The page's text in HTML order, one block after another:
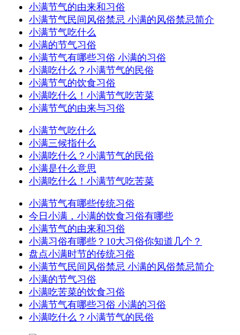
小满节气的由来和习俗
小满节气民间风俗禁忌 小满的风俗禁忌简介
小满节气吃什么
小满的节气习俗
小满节气有哪些习俗 小满的习俗
小满吃什么？小满节气的民俗
小满节气的饮食习俗
小满吃什么！小满节气吃苦菜
小满节气的由来与习俗
小满节气吃什么
小满三候指什么
小满吃什么？小满节气的民俗
小满是什么意思
小满吃什么！小满节气吃苦菜
小满节气有哪些传统习俗
今日小满，小满的饮食习俗有哪些
小满节气的由来和习俗
小满习俗有哪些？10大习俗你知道几个？
盘点小满时节的传统习俗
小满节气民间风俗禁忌 小满的风俗禁忌简介
小满的节气习俗
小满吃苦菜的饮食习俗
小满节气有哪些习俗 小满的习俗
小满吃什么？小满节气的民俗